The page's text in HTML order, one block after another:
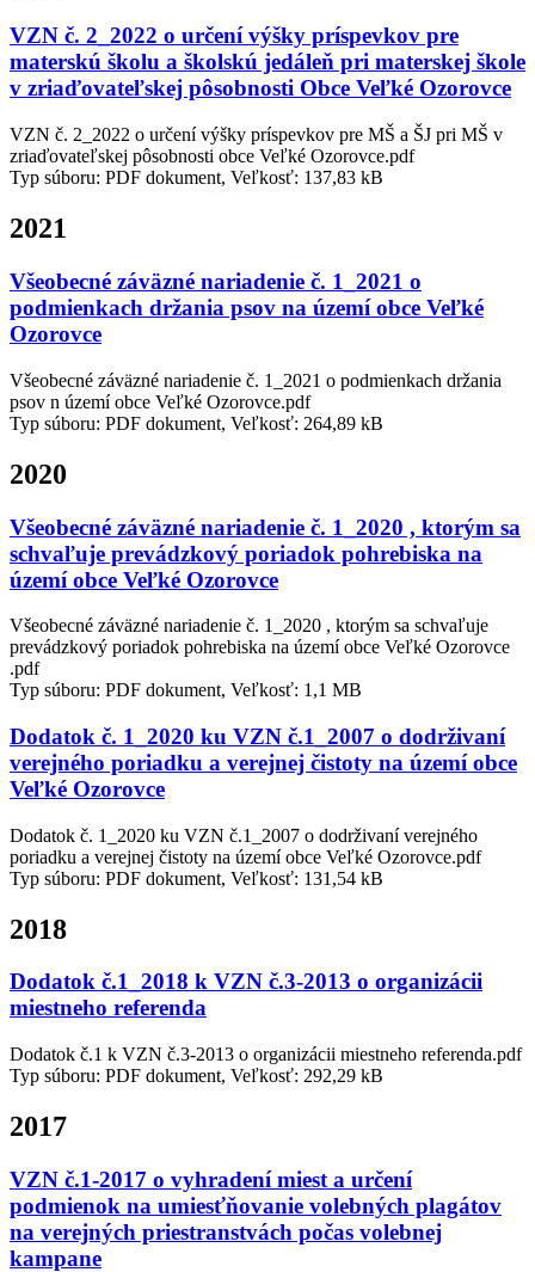
VZN č. 2_2022 o určení výšky príspevkov pre
materskú školu a školskú jedáleň pri materskej škole
v zriaďovateľskej pôsobnosti Obce Veľké Ozorovce
VZN č. 2_2022 o určení výšky príspevkov pre MŠ a ŠJ pri MŠ v
zriaďovateľskej pôsobnosti obce Veľké Ozorovce.pdf
Typ súboru: PDF dokument, Veľkosť: 137,83 kB
2021
Všeobecné záväzné nariadenie č. 1_2021 o
podmienkach držania psov na území obce Veľké
Ozorovce
Všeobecné záväzné nariadenie č. 1_2021 o podmienkach držania
psov n území obce Veľké Ozorovce.pdf
Typ súboru: PDF dokument, Veľkosť: 264,89 kB
2020
Všeobecné záväzné nariadenie č. 1_2020 , ktorým sa
schvaľuje prevádzkový poriadok pohrebiska na
území obce Veľké Ozorovce
Všeobecné záväzné nariadenie č. 1_2020 , ktorým sa schvaľuje
prevádzkový poriadok pohrebiska na území obce Veľké Ozorovce
.pdf
Typ súboru: PDF dokument, Veľkosť: 1,1 MB
Dodatok č. 1_2020 ku VZN č.1_2007 o dodrživaní
verejného poriadku a verejnej čistoty na území obce
Veľké Ozorovce
Dodatok č. 1_2020 ku VZN č.1_2007 o dodrživaní verejného
poriadku a verejnej čistoty na území obce Veľké Ozorovce.pdf
Typ súboru: PDF dokument, Veľkosť: 131,54 kB
2018
Dodatok č.1_2018 k VZN č.3-2013 o organizácii
miestneho referenda
Dodatok č.1 k VZN č.3-2013 o organizácii miestneho referenda.pdf
Typ súboru: PDF dokument, Veľkosť: 292,29 kB
2017
VZN č.1-2017 o vyhradení miest a určení
podmienok na umiesťňovanie volebných plagátov
na verejných priestranstvách počas volebnej
kampane